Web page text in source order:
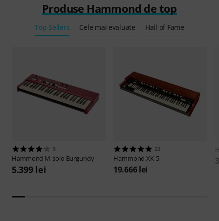
Produse Hammond de top
Top Sellers Cele mai evaluate Hall of Fame
5
Hammond M-solo Burgundy
5.399 lei
23
HammondXK-5
19.666 lei